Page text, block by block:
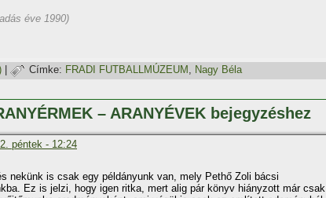
éve 1990)
Címke: FRADI FUTBALLMÚZEUM , Nagy Béla
– ARANYÉVEK bejegyzéshez
péntek - 12:24
nekünk is csak egy példányunk van, mely Pethő Zoli bácsi
Ez is jelzi, hogy igen ritka, mert alig pár könyv hiányzott már csak